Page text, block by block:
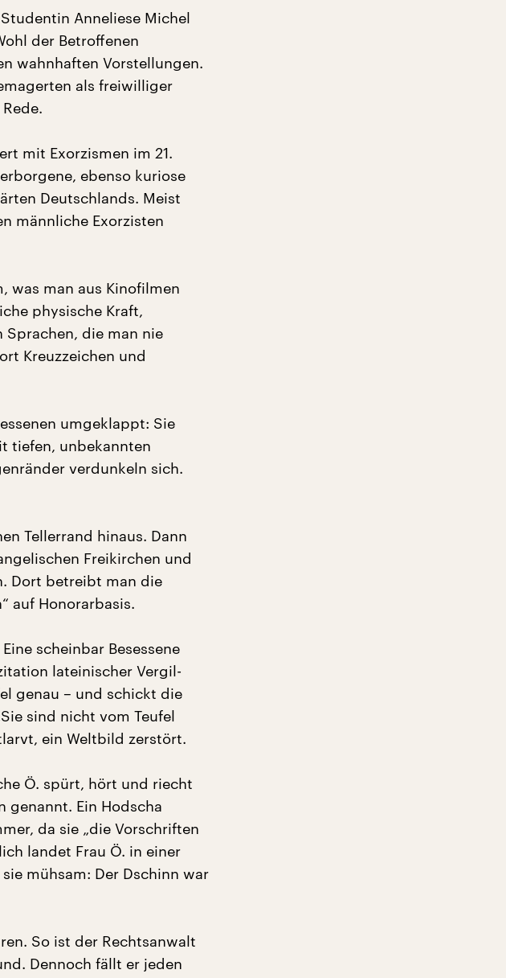
Anneliese Michel
der Betroffenen
wahnhaften Vorstellungen.
als freiwilliger
mit Exorzismen im 21.
ebenso kuriose
Deutschlands. Meist
männliche Exorzisten
was man aus Kinofilmen
physische Kraft,
Sprachen, die man nie
Kreuzzeichen und
umgeklappt: Sie
tiefen, unbekannten
verdunkeln sich.
Tellerrand hinaus. Dann
Freikirchen und
Dort betreibt man die
auf Honorarbasis.
scheinbar Besessene
lateinischer Vergil-
genau – und schickt die
sind nicht vom Teufel
ein Weltbild zerstört.
Ö. spürt, hört und riecht
genannt. Ein Hodscha
da sie „die Vorschriften
landet Frau Ö. in einer
mühsam: Der Dschinn war
So ist der Rechtsanwalt
Dennoch fällt er jeden